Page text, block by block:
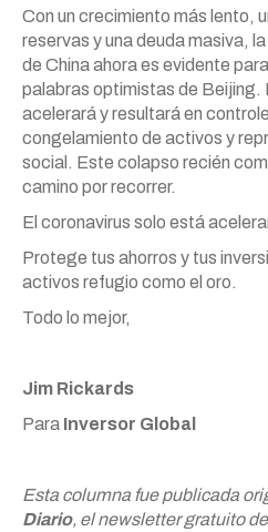
Con un crecimiento más lento,
reservas y una deuda masiva,
de China ahora es evidente
palabras optimistas de Beijing.
acelerará y resultará en
congelamiento de activos y
social. Este colapso recién
camino por recorrer.
El coronavirus solo está
Protege tus ahorros y tus
activos refugio como el oro.
Todo lo mejor,
Jim Rickards
Para Inversor Global
Esta columna fue publicada
Diario, el newsletter gratuito de